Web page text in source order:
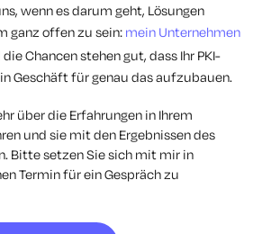
wenn es darum geht, Lösungen
ganz offen zu sein: mein Unternehmen
die Chancen stehen gut, dass Ihr PKI-
Geschäft für genau das aufzubauen.
über die Erfahrungen in Ihrem
und sie mit den Ergebnissen des
Bitte setzen Sie sich mit mir in
Termin für ein Gespräch zu